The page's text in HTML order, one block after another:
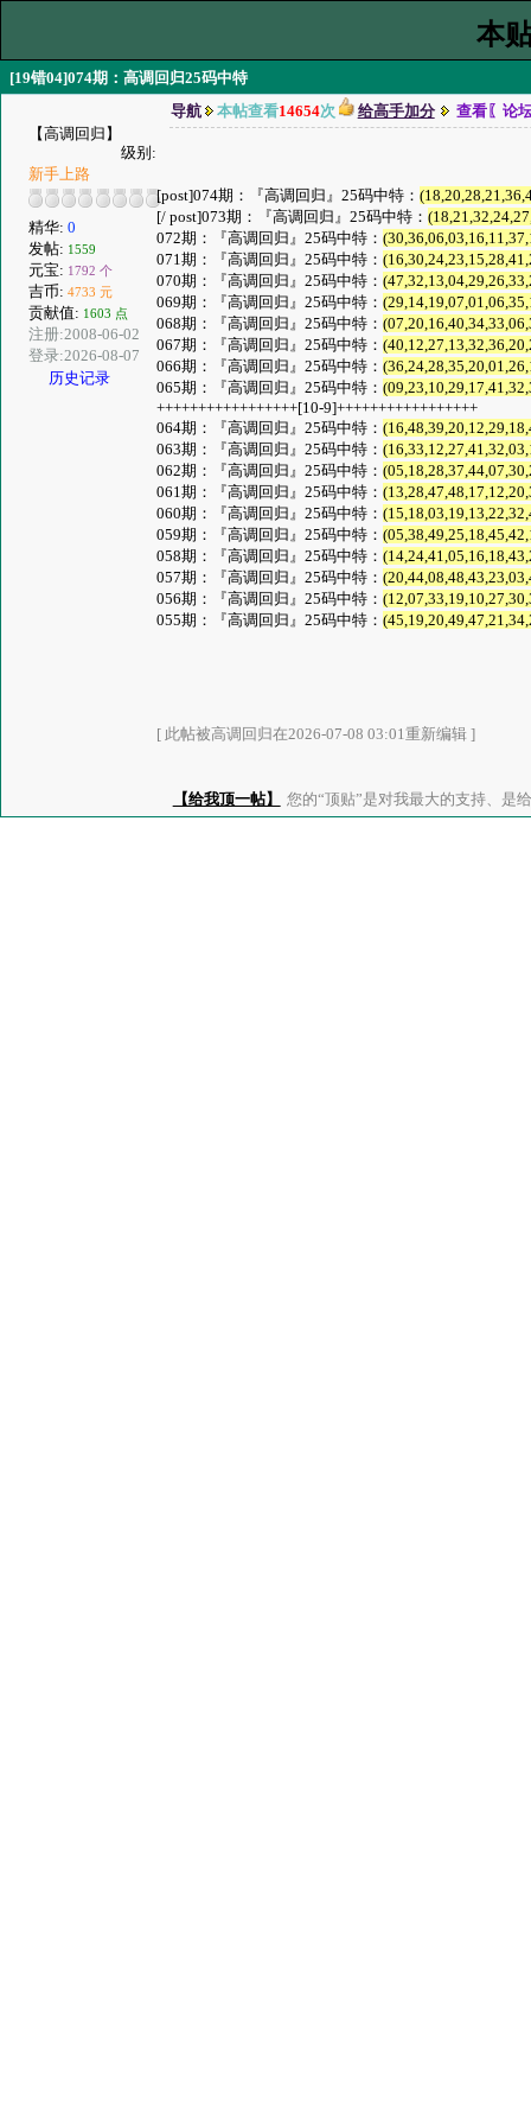
本
[19错04]074期：高调回归25码中特
【高调回归】
级别:
新手上路
精华: 0
发帖: 1559
元宝: 1792 个
吉币: 4733 元
贡献值: 1603 点
注册:2008-06-02
登录:2026-08-07
历史记录
导航 本帖查看14654次 给高手加分 查看〖论
[post]074期：『高调回归』25码中特：
[/ post]073期：『高调回归』25码中特：
072期：『高调回归』25码中特：
071期：『高调回归』25码中特：
070期：『高调回归』25码中特：
069期：『高调回归』25码中特：
068期：『高调回归』25码中特：
067期：『高调回归』25码中特：
066期：『高调回归』25码中特：
065期：『高调回归』25码中特：
+++++++++++++++++[10-9]+++++++++++++++++
064期：『高调回归』25码中特：
063期：『高调回归』25码中特：
062期：『高调回归』25码中特：
061期：『高调回归』25码中特：
060期：『高调回归』25码中特：
059期：『高调回归』25码中特：
058期：『高调回归』25码中特：
057期：『高调回归』25码中特：
056期：『高调回归』25码中特：
055期：『高调回归』25码中特：
[ 此帖被高调回归在2026-07-08 03:01重新编辑 ]
【给我顶一帖】 您的“顶贴”是对我最大的支持、是